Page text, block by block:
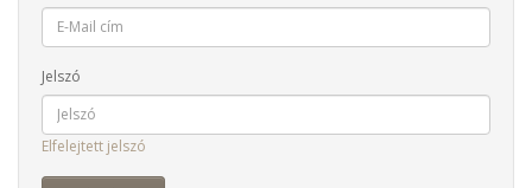
Jelszó
Elfelejtett jelszó